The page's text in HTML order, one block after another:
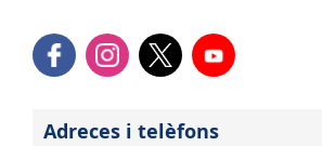
Adreces i telèfons